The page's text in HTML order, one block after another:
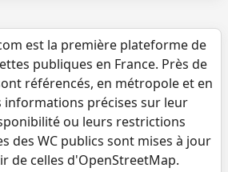
est la première plateforme de
publiques en France. Près de
référencés, en métropole et en
informations précises sur leur
ou leurs restrictions
des WC publics sont mises à jour
de celles d'OpenStreetMap.